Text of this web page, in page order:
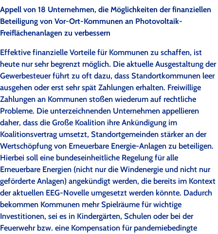
Appell von 18 Unternehmen, die Möglichkeiten der finanziellen
Beteiligung von Vor-Ort-Kommunen an Photovoltaik-
Freiflächenanlagen zu verbessern
Effektive finanzielle Vorteile für Kommunen zu schaffen, ist
heute nur sehr begrenzt möglich. Die aktuelle Ausgestaltung der
Gewerbesteuer führt zu oft dazu, dass Standortkommunen leer
ausgehen oder erst sehr spät Zahlungen erhalten. Freiwillige
Zahlungen an Kommunen stoßen wiederum auf rechtliche
Probleme. Die unterzeichnenden Unternehmen appellieren
daher, dass die Große Koalition ihre Ankündigung im
Koalitionsvertrag umsetzt, Standortgemeinden stärker an der
Wertschöpfung von Erneuerbare Energie-Anlagen zu beteiligen.
Hierbei soll eine bundeseinheitliche Regelung für alle
Erneuerbare Energien (nicht nur die Windenergie und nicht nur
geförderte Anlagen) angekündigt werden, die bereits im Kontext
der aktuellen EEG-Novelle umgesetzt werden könnte. Dadurch
bekommen Kommunen mehr Spielräume für wichtige
Investitionen, sei es in Kindergärten, Schulen oder bei der
Feuerwehr bzw. eine Kompensation für pandemiebedingte